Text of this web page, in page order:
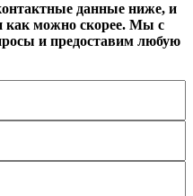
данные ниже, и
как можно скорее. Мы с
и предоставим любую